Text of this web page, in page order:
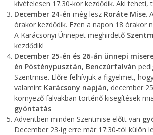
kivételesen 17.30-kor kezdődik. Aki teheti,
December 24-én még lesz Roráte Mise. A
órakor kezdődik. Ezen a napon 18 órakor
A Karácsonyi Ünnepet meghirdető
kezdődik!
December 25-én és 26-án ünnepi
én Pösténypusztán, Benczúrfalván
Szentmise. Előre felhívjuk a figyelmet,
valamint Karácsony napján, december
környező falvakban történő kisegítések
gyóntatás
Adventben minden Szentmise előtt van
December 23-ig erre már 17:30-tól külön